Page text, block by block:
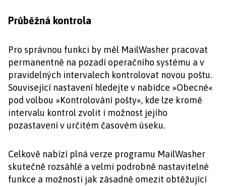
Průběžná kontrola
Pro správnou funkci by měl MailWasher pracovat
permanentně na pozadí operačního systému a v
pravidelných intervalech kontrolovat novou poštu.
Související nastavení hledejte v nabídce »Obecné«
pod volbou »Kontrolování pošty«, kde lze kromě
intervalu kontrol zvolit i možnost jejího
pozastavení v určitém časovém úseku.
Celkově nabízí plná verze programu MailWasher
skutečně rozsáhlé a velmi podrobně nastavitelné
funkce a možnosti jak zásadně omezit obtěžující